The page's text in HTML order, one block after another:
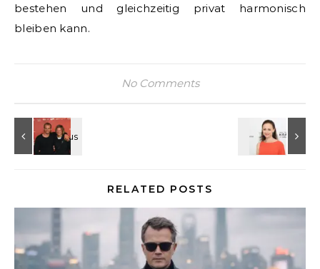
bestehen und gleichzeitig privat harmonisch
bleiben kann.
No Comments
RELATED POSTS